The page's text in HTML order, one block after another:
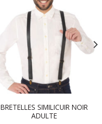
BRETELLES SIMILICUIR NOIR
ADULTE